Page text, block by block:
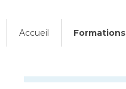
Accueil Formations